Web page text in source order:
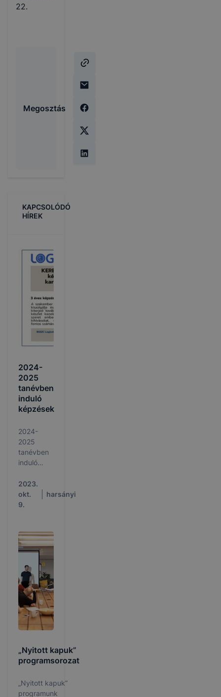
22.
Megosztás
KAPCSOLÓDÓ
HÍREK
2024-
2025
tanévben
induló
képzések
2024-
2025
tanévben
induló
2023.
okt.
9.
harsányi
„Nyitott kapuk”
programsorozat
„Nyitott kapuk”
programunk